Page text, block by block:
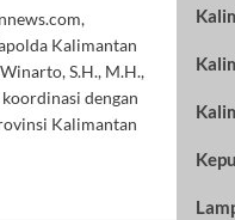
Kalimantan
S.H., M.H.,
dengan
Kalimantan